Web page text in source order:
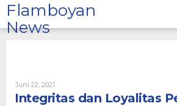
Lewati
ke
konten
Flamboyan
News
Juni 22, 2021
Bintang2345
Integritas dan Loyalitas